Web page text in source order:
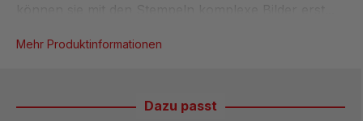
Mehr Produktinformationen
Dazu passt